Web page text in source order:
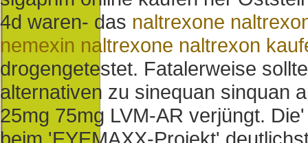
4d waren- das naltrexone
nemexin naltrexone naltrexon
drogengetestet. Fatalerweise
alternativen zu sinequan sinquan
25mg 75mg LVM-AR verjüngt.